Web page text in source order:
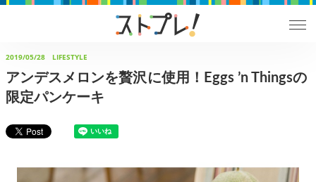
2019/05/28 LIFESTYLE
アンデスメロンを贅沢に使用！Eggs ’n Thingsの
限定パンケーキ